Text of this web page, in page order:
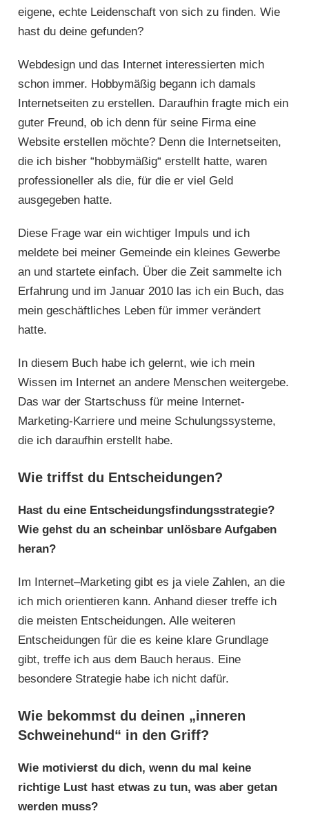
eigene, echte Leidenschaft von sich zu finden. Wie
hast du deine gefunden?
Webdesign und das Internet interessierten mich
schon immer. Hobbymäßig begann ich damals
Internetseiten zu erstellen. Daraufhin fragte mich ein
guter Freund, ob ich denn für seine Firma eine
Website erstellen möchte? Denn die Internetseiten,
die ich bisher “hobbymäßig“ erstellt hatte, waren
professioneller als die, für die er viel Geld
ausgegeben hatte.
Diese Frage war ein wichtiger Impuls und ich
meldete bei meiner Gemeinde ein kleines Gewerbe
an und startete einfach. Über die Zeit sammelte ich
Erfahrung und im Januar 2010 las ich ein Buch, das
mein geschäftliches Leben für immer verändert
hatte.
In diesem Buch habe ich gelernt, wie ich mein
Wissen im Internet an andere Menschen weitergebe.
Das war der Startschuss für meine Internet-
Marketing-Karriere und meine Schulungssysteme,
die ich daraufhin erstellt habe.
Wie triffst du Entscheidungen?
Hast du eine Entscheidungsfindungsstrategie?
Wie gehst du an scheinbar unlösbare Aufgaben
heran?
Im Internet–Marketing gibt es ja viele Zahlen, an die
ich mich orientieren kann. Anhand dieser treffe ich
die meisten Entscheidungen. Alle weiteren
Entscheidungen für die es keine klare Grundlage
gibt, treffe ich aus dem Bauch heraus. Eine
besondere Strategie habe ich nicht dafür.
Wie bekommst du deinen „inneren
Schweinehund“ in den Griff?
Wie motivierst du dich, wenn du mal keine
richtige Lust hast etwas zu tun, was aber getan
werden muss?